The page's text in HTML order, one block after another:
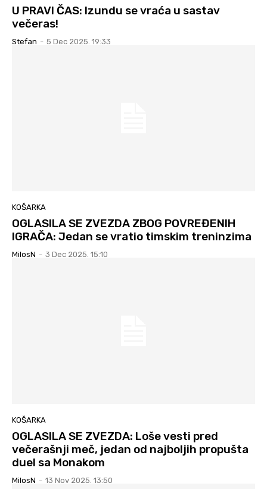
U PRAVI ČAS: Izundu se vraća u sastav
večeras!
Stefan - 5 Dec 2025. 19:33
KOŠARKA
OGLASILA SE ZVEZDA ZBOG POVREĐENIH
IGRAČA: Jedan se vratio timskim treninzima
MilosN - 3 Dec 2025. 15:10
KOŠARKA
OGLASILA SE ZVEZDA: Loše vesti pred
večerašnji meč, jedan od najboljih propušta
duel sa Monakom
MilosN - 13 Nov 2025. 13:50